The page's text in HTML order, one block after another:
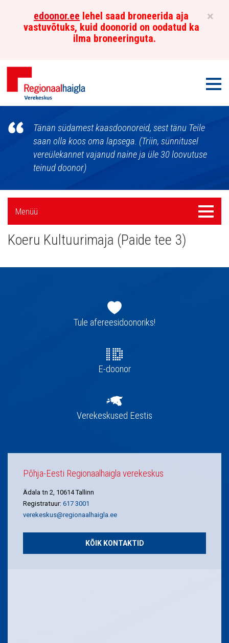
×
edoonor.ee lehel saad broneerida aja
vastuvõtuks, kuid doonorid on oodatud ka
ilma broneeringuta.
Põhja-
Eesti
Regionaalhaigla
Verekeskus
Tänan südamest kaasdoonoreid, sest tänu Teile
saan olla koos oma lapsega. (Triin, sünnitusel
vereülekannet vajanud naine ja üle 30 loovutuse
teinud doonor)
Külgpaani
navigatsioon
Menüü
Menüü
Koeru Kultuurimaja (Paide tee 3)
navigatsioonTule afereesidoonoriks!
E-doonor
Verekeskused Eestis
Põhja-Eesti Regionaalhaigla verekeskus
Ädala tn 2, 10614 Tallinn
Registratuur: 617 3001
verekeskus@regionaalhaigla.ee
KÕIK KONTAKTID